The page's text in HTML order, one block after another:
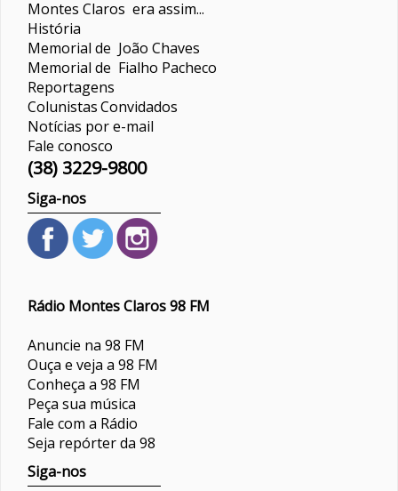
Montes Claros era assim...
História
Memorial de João Chaves
Memorial de Fialho Pacheco
Reportagens
ColunistasConvidados
Notícias por e-mail
Fale conosco
(38) 3229-9800
Siga-nos
Rádio Montes Claros 98 FM
Anuncie na 98 FM
Ouça e veja a 98 FM
Conheça a 98 FM
Peça sua música
Fale com a Rádio
Seja repórter da 98
Siga-nos